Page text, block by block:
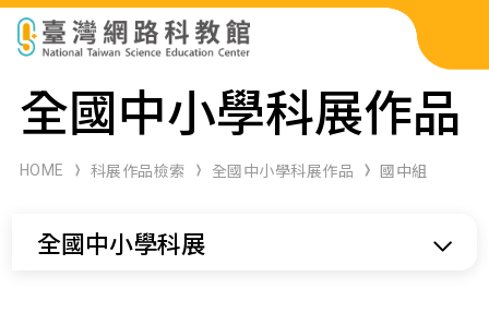
科展作品檢索
科學研習月刊
全國中小學科展作品
HOME 科展作品檢索 全國中小學科展作品 國中組
全國中小學科展